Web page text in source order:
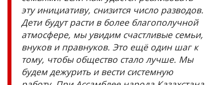
эту инициативу, снизится число разводов.
Дети будут расти в более благополучной
атмосфере, мы увидим счастливые семьи,
внуков и правнуков. Это ещё один шаг к
тому, чтобы общество стало лучше. Мы
будем дежурить и вести системную